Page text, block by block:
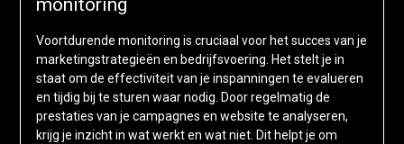
monitoring
Voortdurende monitoring is cruciaal voor het succes van je
marketingstrategieën en bedrijfsvoering. Het stelt je in
staat om de effectiviteit van je inspanningen te evalueren
en tijdig bij te sturen waar nodig. Door regelmatig de
prestaties van je campagnes en website te analyseren,
krijg je inzicht in wat werkt en wat niet. Dit helpt je om